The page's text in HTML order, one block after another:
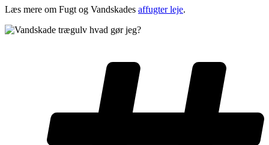
Læs mere om Fugt og Vandskades affugter leje.